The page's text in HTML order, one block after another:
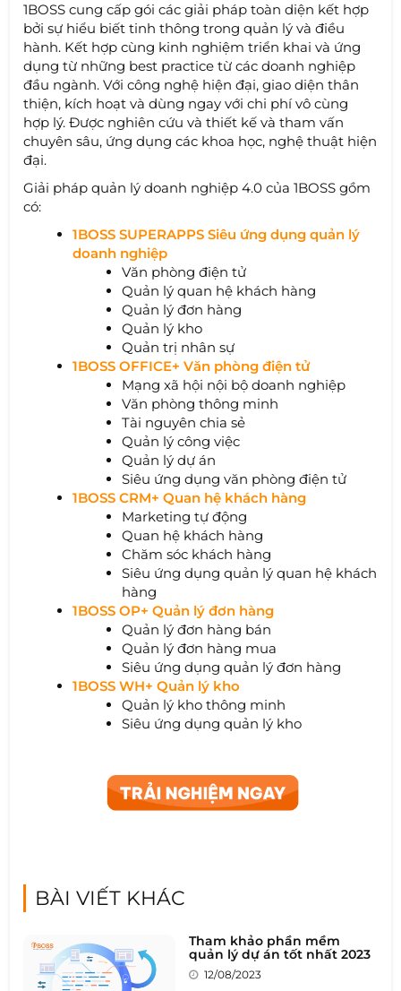
1BOSS cung cấp gói các giải pháp toàn diện kết hợp
bởi sự hiểu biết tinh thông trong quản lý và điều
hành. Kết hợp cùng kinh nghiệm triển khai và ứng
dụng từ những best practice từ các doanh nghiệp
đầu ngành. Với công nghệ hiện đại, giao diện thân
thiện, kích hoạt và dùng ngay với chi phí vô cùng
hợp lý. Được nghiên cứu và thiết kế và tham vấn
chuyên sâu, ứng dụng các khoa học, nghệ thuật hiện
đại.
Giải pháp quản lý doanh nghiệp 4.0 của 1BOSS gồm
có:
1BOSS SUPERAPPS Siêu ứng dụng quản lý
doanh nghiệp
Văn phòng điện tử
Quản lý quan hệ khách hàng
Quản lý đơn hàng
Quản lý kho
Quản trị nhân sự
1BOSS OFFICE+ Văn phòng điện tử
Mạng xã hội nội bộ doanh nghiệp
Văn phòng thông minh
Tài nguyên chia sẻ
Quản lý công việc
Quản lý dự án
Siêu ứng dụng văn phòng điện tử
1BOSS CRM+ Quan hệ khách hàng
Marketing tự động
Quan hệ khách hàng
Chăm sóc khách hàng
Siêu ứng dụng quản lý quan hệ khách
hàng
1BOSS OP+ Quản lý đơn hàng
Quản lý đơn hàng bán
Quản lý đơn hàng mua
Siêu ứng dụng quản lý đơn hàng
1BOSS WH+ Quản lý kho
Quản lý kho thông minh
Siêu ứng dụng quản lý kho
BÀI VIẾT KHÁC
Tham khảo phần mềm
quản lý dự án tốt nhất 2023
12/08/2023